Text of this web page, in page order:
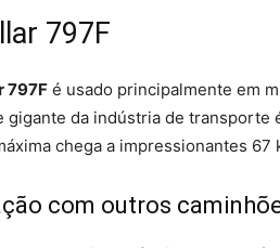
797F
797F é usado principalmente em
gigante da indústria de
chega a impressionantes 67
com outros